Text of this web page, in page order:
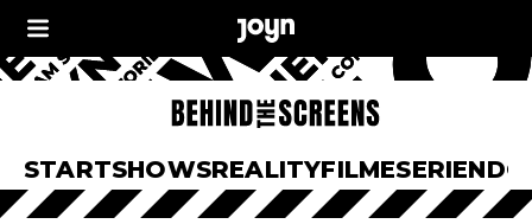
STARTSHOWSREALITYFILMESERIEN